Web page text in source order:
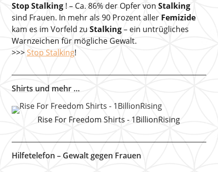
Stop Stalking! – Ca. 86% der Opfer von Stalking
sind Frauen. In mehr als 90 Prozent aller Femizide
kam es im Vorfeld zu Stalking– ein untrügliches
Warnzeichen für mögliche Gewalt.
>>> Stop Stalking!
Shirts und mehr …
Rise For Freedom Shirts - 1BillionRising
Hilfetelefon – Gewalt gegen Frauen